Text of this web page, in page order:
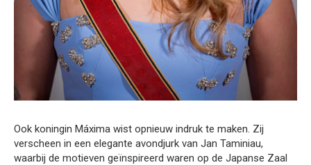
Ook koningin Máxima wist opnieuw indruk te maken. Zij
verscheen in een elegante avondjurk van Jan Taminiau,
waarbij de motieven geïnspireerd waren op de Japanse Zaal